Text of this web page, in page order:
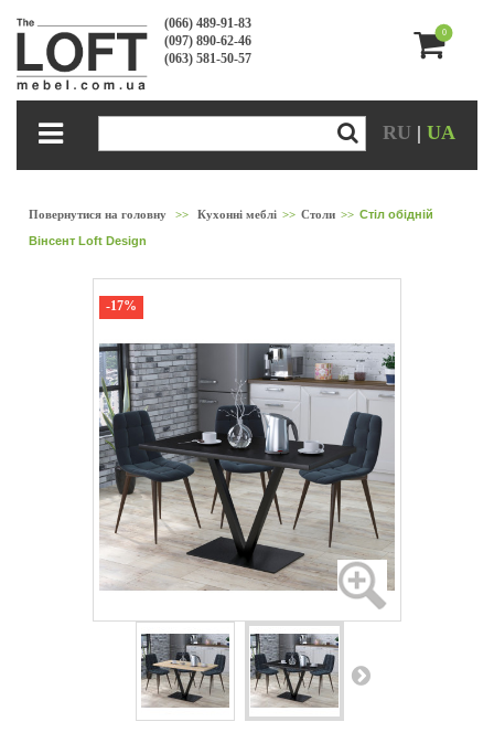
(066) 489-91-83
(097) 890-62-46
(063) 581-50-57
0
RU | UA
Повернутися на головну >> Кухонні меблі >> Столи >> Стіл обідній
Вінсент Loft Design
-17%